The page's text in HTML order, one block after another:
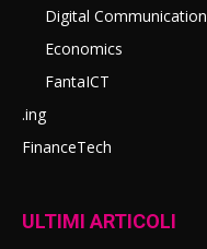
Digital Communication
Economics
FantaICT
.ing
FinanceTech
ULTIMI ARTICOLI